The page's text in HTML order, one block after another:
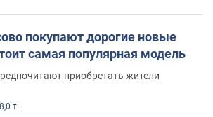
покупают дорогие новые
самая популярная модель
приобретать жители
т.